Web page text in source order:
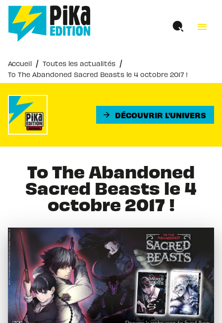
MENU RECHERCHE
PIED DE PAGE
menu
Accueil / Toutes les actualités /
To The Abandoned Sacred Beasts le 4 octobre 2017 !
arrow_forward DÉCOUVRIR L'UNIVERS
To The Abandoned
Sacred Beasts le 4
octobre 2017 !